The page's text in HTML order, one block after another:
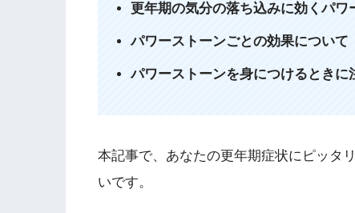
更年期の気分の落ち込みに効くパワ
パワーストーンごとの効果について
パワーストーンを身につけるときに
本記事で、あなたの更年期症状にピッタ
いです。